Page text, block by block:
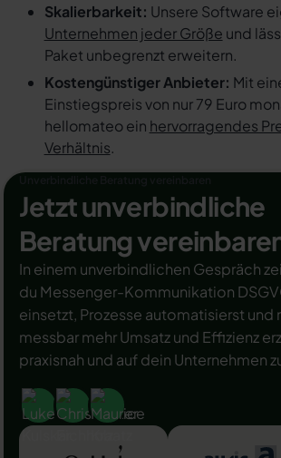
Skalierbarkeit: Unsere Software
Unternehmen jeder Größe und
Paket unbegrenzt erweitern.
Kostengünstiger Anbieter: Mit
Einstiegspreis von nur 79 Euro
hellomateo ein hervorragendes
Verhältnis.
Jetzt unverbindliche
Beratung
In einem unverbindlichen Gespräch
du Messenger-Kommunikation
einsetzt, Prozesse automatisierst und
messbar mehr Umsatz und Effizienz
praxisnah und auf dein Unternehmen